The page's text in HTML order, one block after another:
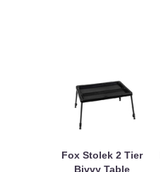
Fox Stolek 2 Tier
Bivvy Table